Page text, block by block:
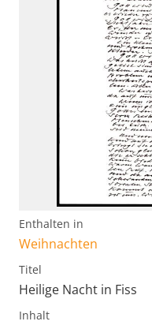
Enthalten in
Weihnachten
Titel
Heilige Nacht in Fiss
Inhalt